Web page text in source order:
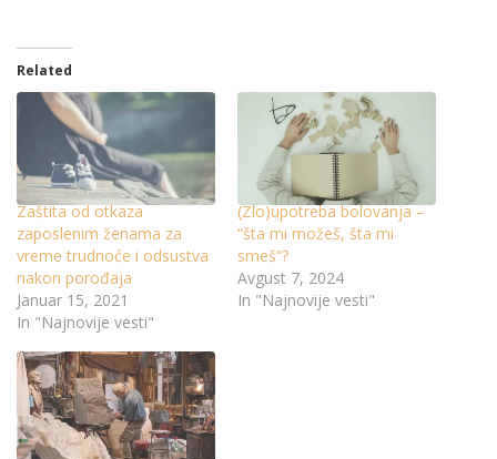
Related
Zaštita od otkaza
zaposlenim ženama za
vreme trudnoće i odsustva
nakon porođaja
Januar 15, 2021
In "Najnovije vesti"
(Zlo)upotreba bolovanja –
“šta mi možeš, šta mi
smeš“?
Avgust 7, 2024
In "Najnovije vesti"